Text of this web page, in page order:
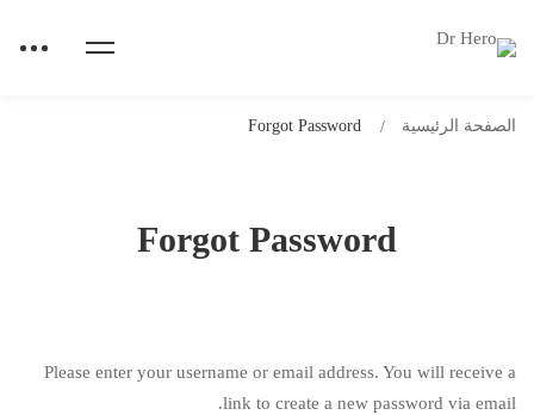
Forgot Password
الصفحة الرئيسية Forgot Password
Please enter your username or email address. You will receive a
link to create a new password via email.